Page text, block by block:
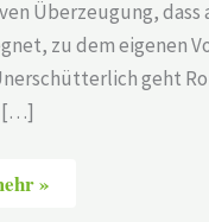
Überzeugung, dass
zu dem eigenen
geht
[…]
»